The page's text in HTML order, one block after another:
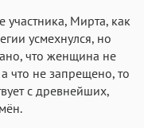
участника, Мирта, как
усмехнулся, но
что женщина не
что не запрещено, то
с древнейших,